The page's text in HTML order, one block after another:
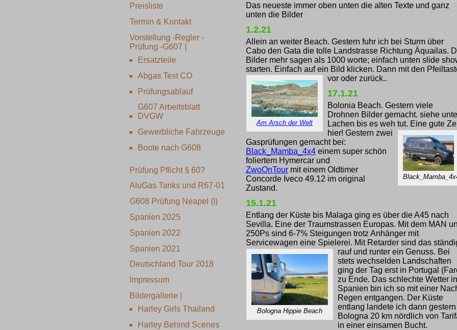
Preisliste
Termin & Kontakt
Vorstellung -Regler -
Prüfung -G607 |
Ersatzteile
Abgas Test CO
Prüfungsablauf
G607 Arbeitsblatt
DVGW
Gewerbliche Fahrzeuge
Boote nach G608
Prüfung Pflicht § 60?
AluGas Tanks und R67-01
G608 Prüfung Neapel (I)
Spanien 2025
Spanien 2022
Spanien 2021
Deutschland Tour 2018
Impressum
Bildergallerie |
Harley Girls Thailand
Harley Behind Scenes
Das neueste immer oben unten die alten Texte und ganz
unten die Bilder
1.2.21
Allein an weiter Beach. Gestern fuhr ich bei Sturm über
Cabo den Gata die tolle Landstrasse Richtung Äquailas.
Bilder mehr sagen als 1000 worte; einfach unten slide
starten. Einfach auf ein Bild klicken. Dann mit den
vor oder zurück..
Am Arsch der Welt
17.1.21
Bolonia Beach. Gestern viele
Drohnen Bilder gemacht. siehe
Lachen bis es weh tut. Eine gute
hier! Gestern zwei
Gasprüfungen gemacht bei:
Black_Mamba_4x4 einem super schön
foliertem Hymercar und
ZwoOnTour mit einem Oldtimer
Concorde Iveco 49.12 im original
Zustand.
15.1.21
Entlang der Küste bis Malaga ging es über die A45 nach
Sevilla. Eine der Traumstrassen Europas. Mit dem MAN
250Ps sind 6-7% Steigungen trotz Anhänger mit
Servicewagen eine Spielerei. Mit Retarder sind das
rauf und runter ein Genuss.
Bologna Hippie Beach
Bei
stets wechselden Landschaften
ging der Tag erst in Portugal
zu Ende. Das schlechte Wetter in
Spanien bin ich so mit einer
Regen entgangen. Der Küste
entlang landete ich dann
Bologna 20 km nördlich von
in einer einsamen Bucht.